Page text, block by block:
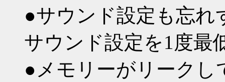
●サウンド設定も忘れ
サウンド設定を1度最
●メモリーがリークし